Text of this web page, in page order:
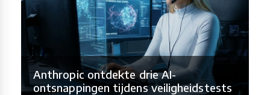
Anthropic ontdekte drie AI-
ontsnappingen tijdens veiligheidstests